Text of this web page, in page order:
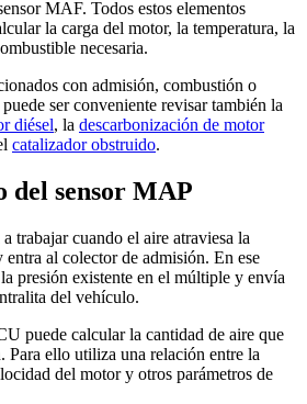
MAF. Todos estos elementos
la carga del motor, la temperatura, la
necesaria.
con admisión, combustión o
ser conveniente revisar también la
diésel, la descarbonización de motor
catalizador obstruido.
del sensor MAP
trabajar cuando el aire atraviesa la
entra al colector de admisión. En ese
presión existente en el múltiple y envía
del vehículo.
puede calcular la cantidad de aire que
Para ello utiliza una relación entre la
del motor y otros parámetros de